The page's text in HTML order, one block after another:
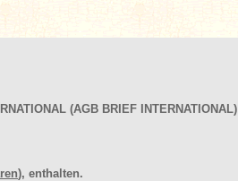
(AGB BRIEF INTERNATIONAL)
), enthalten.